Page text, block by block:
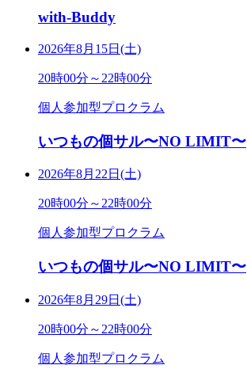
with-Buddy
2026年8月15日(土)
20時00分～22時00分
個人参加型プロクラム
いつもの個サル〜NO LIMIT〜
2026年8月22日(土)
20時00分～22時00分
個人参加型プロクラム
いつもの個サル〜NO LIMIT〜
2026年8月29日(土)
20時00分～22時00分
個人参加型プロクラム